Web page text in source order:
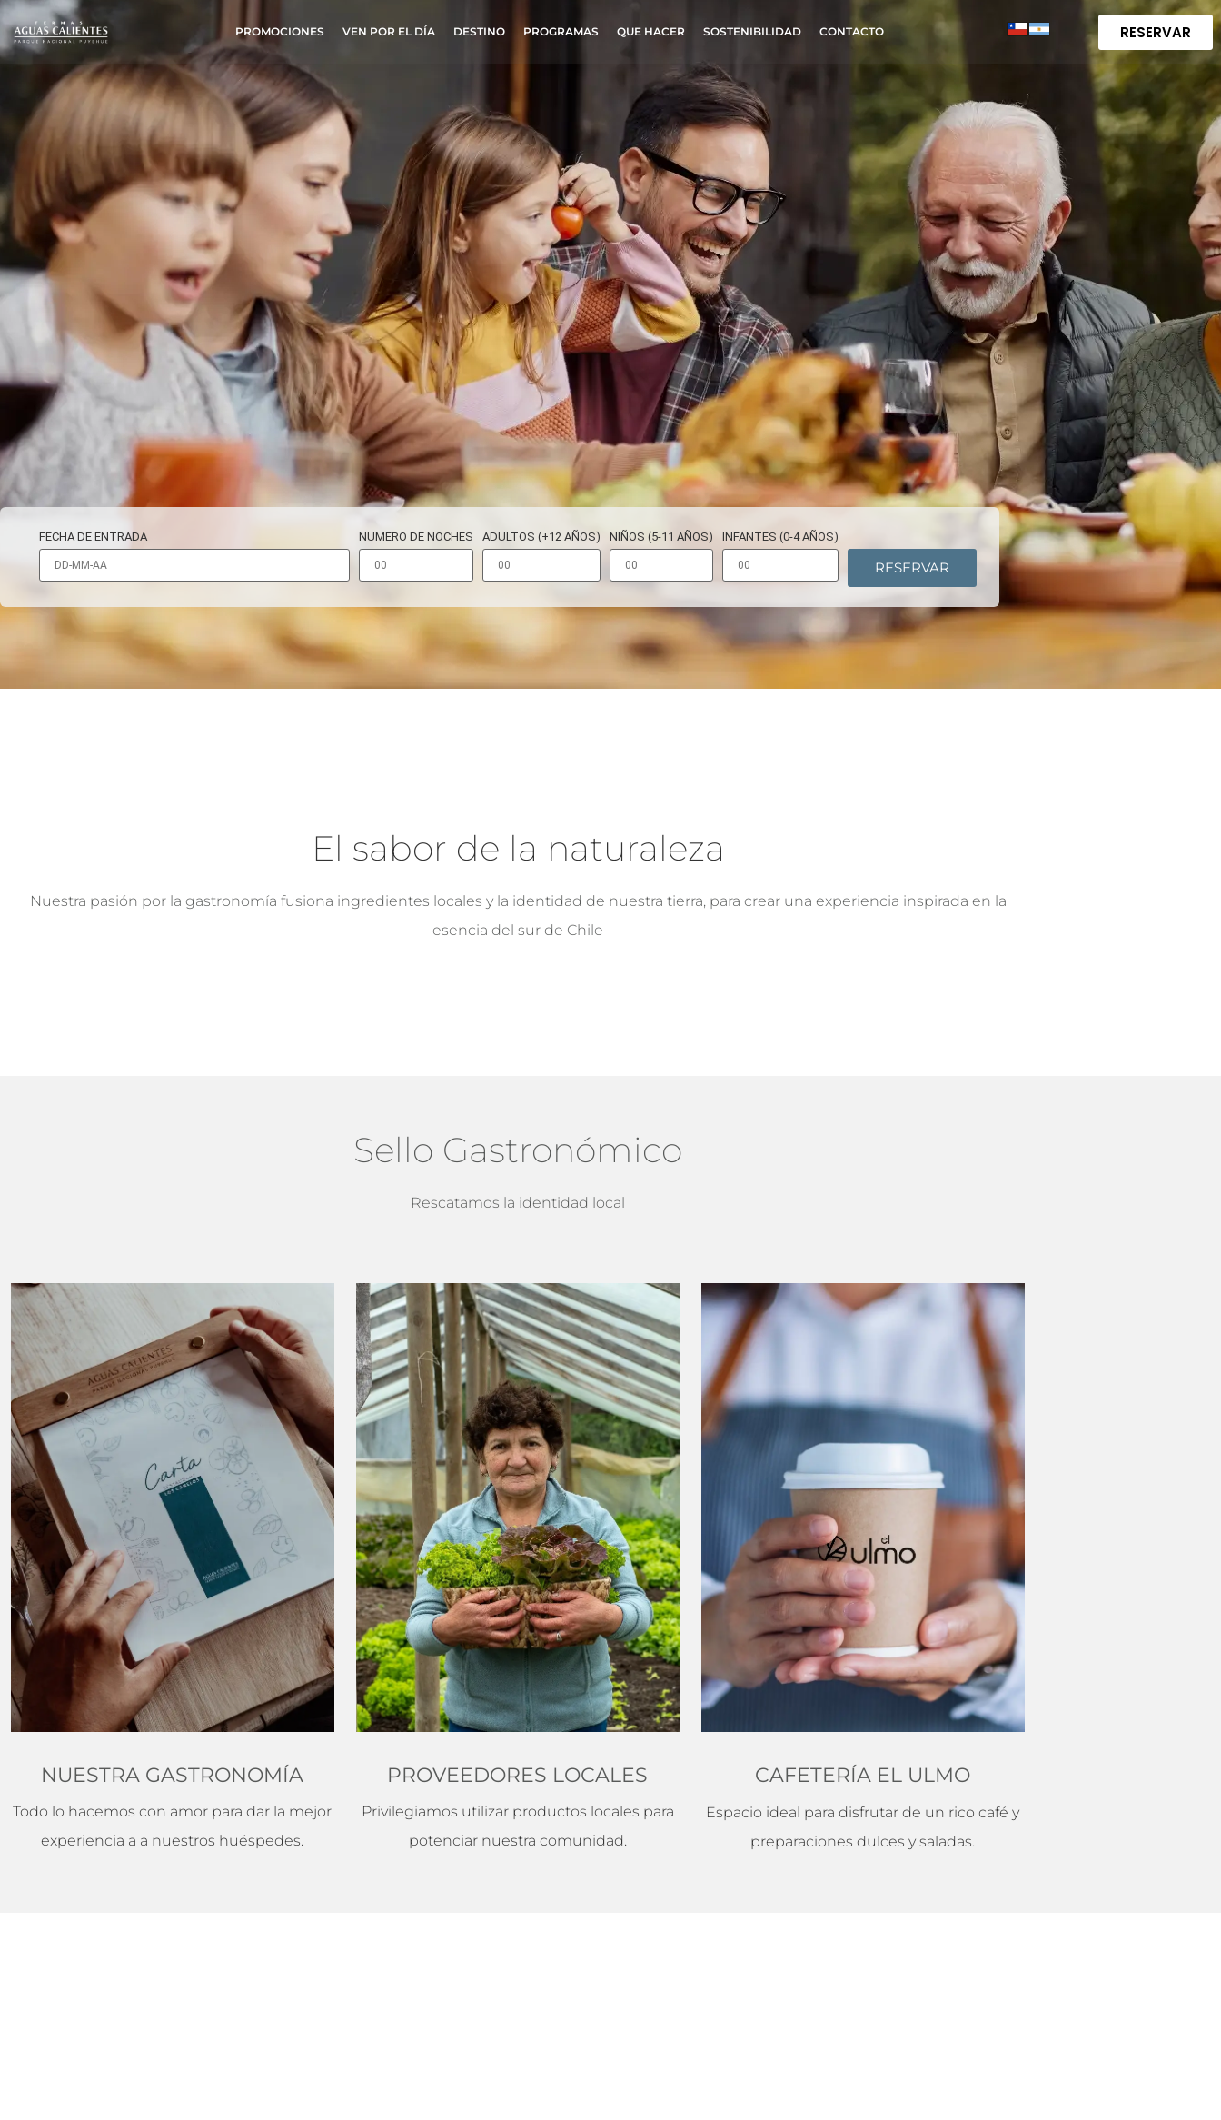
PROMOCIONES VEN POR EL DÍA DESTINO PROGRAMAS QUE HACER SOSTENIBILIDAD CONTACTO RESERVAR
FECHA DE ENTRADA NUMERO DE NOCHES ADULTOS (+12 AÑOS) NIÑOS (5-11 AÑOS) INFANTES (0-4 AÑOS)
El sabor de la naturaleza
Nuestra pasión por la gastronomía fusiona ingredientes locales y la identidad de nuestra tierra, para crear una experiencia inspirada en la
esencia del sur de Chile
Sello Gastronómico
Rescatamos la identidad local
NUESTRA GASTRONOMÍA
Todo lo hacemos con amor para dar la mejor
experiencia a a nuestros huéspedes.
PROVEEDORES LOCALES
Privilegiamos utilizar productos locales para
potenciar nuestra comunidad.
CAFETERÍA EL ULMO
Espacio ideal para disfrutar de un rico café y
preparaciones dulces y saladas.